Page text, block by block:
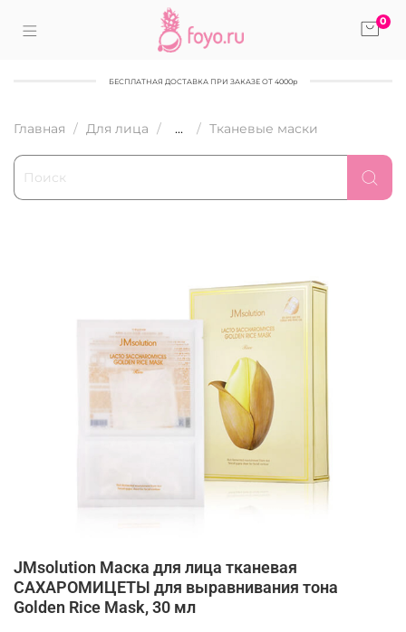
0
БЕСПЛАТНАЯ ДОСТАВКА ПРИ ЗАКАЗЕ ОТ 4000р
Главная Для лица ... Тканевые маски
JMsolution Маска для лица тканевая
САХАРОМИЦЕТЫ для выравнивания тона
Golden Rice Mask, 30 мл